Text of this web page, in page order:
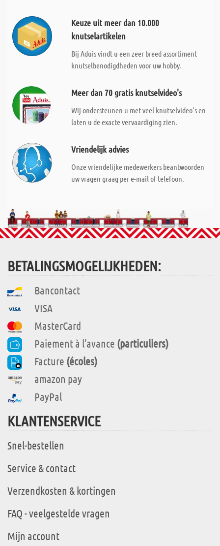
Keuze uit meer dan 10.000
knutselartikelen
Bij Aduis vindt u een zeer breed assortiment
knutselbenodigdheden voor uw hobby.
Meer dan 70 gratis knutselvideo's
Wij ondersteunen u met veel knutselvideo's en
laten u de exacte vervaardiging zien.
Vriendelijk advies
Onze vriendelijke medewerkers beantwoorden
uw vragen graag per e-mail of telefoon.
BETALINGSMOGELIJKHEDEN:
Bancontact
VISA
MasterCard
Paiement à l'avance (particuliers)
Facture (écoles)
amazon pay
PayPal
KLANTENSERVICE
Snel-bestellen
Service & contact
Verzendkosten & kortingen
FAQ - veelgestelde vragen
Mijn account